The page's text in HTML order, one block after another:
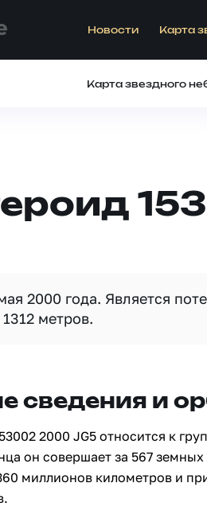
Новости Карта
Карта звездного
2000 года. Является
1312 метров.
сведения и
2000 JG5 относится к
он совершает за 567
миллионов километров и